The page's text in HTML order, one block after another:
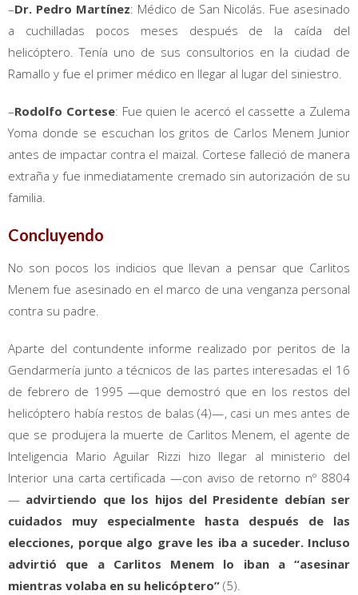
–Dr. Pedro Martínez: Médico de San Nicolás. Fue asesinado
a cuchilladas pocos meses después de la caída del
helicóptero. Tenía uno de sus consultorios en la ciudad de
Ramallo y fue el primer médico en llegar al lugar del siniestro.
–Rodolfo Cortese: Fue quien le acercó el cassette a Zulema
Yoma donde se escuchan los gritos de Carlos Menem Junior
antes de impactar contra el maizal. Cortese falleció de manera
extraña y fue inmediatamente cremado sin autorización de su
familia.
Concluyendo
No son pocos los indicios que llevan a pensar que Carlitos
Menem fue asesinado en el marco de una venganza personal
contra su padre.
Aparte del contundente informe realizado por peritos de la
Gendarmería junto a técnicos de las partes interesadas el 16
de febrero de 1995 —que demostró que en los restos del
helicóptero había restos de balas (4)—, casi un mes antes de
que se produjera la muerte de Carlitos Menem, el agente de
Inteligencia Mario Aguilar Rizzi hizo llegar al ministerio del
Interior una carta certificada —con aviso de retorno nº 8804
— advirtiendo que los hijos del Presidente debían ser
cuidados muy especialmente hasta después de las
elecciones, porque algo grave les iba a suceder. Incluso
advirtió que a Carlitos Menem lo iban a “asesinar
mientras volaba en su helicóptero” (5).